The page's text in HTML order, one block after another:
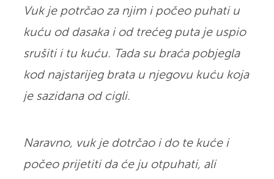
Vuk je potrčao za njim i počeo puhati u
kuću od dasaka i od trećeg puta je uspio
srušiti i tu kuću. Tada su braća pobjegla
kod najstarijeg brata u njegovu kuću koja
je sazidana od cigli.
Naravno, vuk je dotrčao i do te kuće i
počeo prijetiti da će ju otpuhati, ali